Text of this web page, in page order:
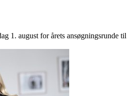
1. august for årets ansøgningsrunde til